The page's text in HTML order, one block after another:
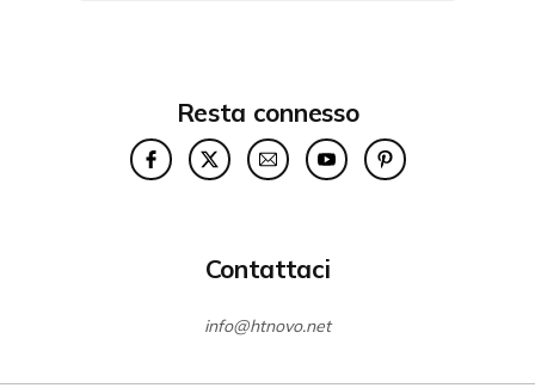
Resta connesso
Contattaci
info@htnovo.net